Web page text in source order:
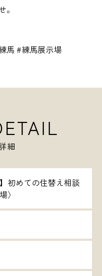
馬 #練馬展示場
細
初めての住替え相談
〉